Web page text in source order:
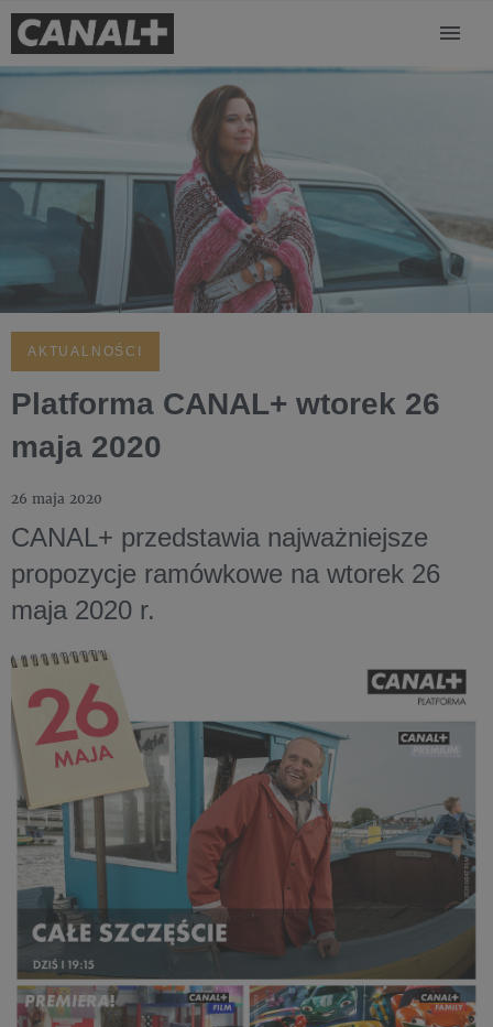
AKTUALNOŚCI
Platforma CANAL+ wtorek 26
maja 2020
26 maja 2020
CANAL+ przedstawia najważniejsze
propozycje ramówkowe na wtorek 26
maja 2020 r.